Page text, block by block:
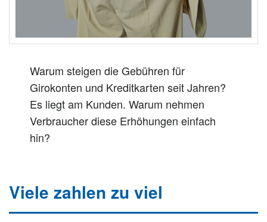
Warum steigen die Gebühren für
Girokonten und Kreditkarten seit Jahren?
Es liegt am Kunden. Warum nehmen
Verbraucher diese Erhöhungen einfach
hin?
Viele zahlen zu viel